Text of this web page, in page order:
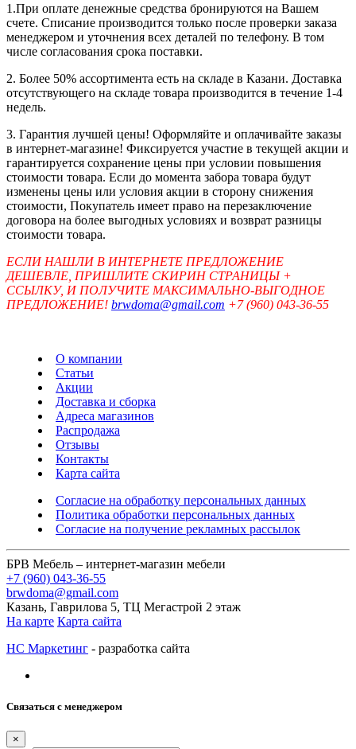
1.При оплате денежные средства бронируются на Вашем
счете. Списание производится только после проверки заказа
менеджером и уточнения всех деталей по телефону. В том
числе согласования срока поставки.
2. Более 50% ассортимента есть на складе в Казани. Доставка
отсутствующего на складе товара производится в течение 1-4
недель.
3. Гарантия лучшей цены! Оформляйте и оплачивайте заказы
в интернет-магазине! Фиксируется участие в текущей акции и
гарантируется сохранение цены при условии повышения
стоимости товара. Если до момента забора товара будут
изменены цены или условия акции в сторону снижения
стоимости, Покупатель имеет право на перезаключение
договора на более выгодных условиях и возврат разницы
стоимости товара.
ЕСЛИ НАШЛИ В ИНТЕРНЕТЕ ПРЕДЛОЖЕНИЕ
ДЕШЕВЛЕ, ПРИШЛИТЕ СКИРИН СТРАНИЦЫ +
ССЫЛКУ, И ПОЛУЧИТЕ МАКСИМАЛЬНО-ВЫГОДНОЕ
ПРЕДЛОЖЕНИЕ! brwdoma@gmail.com +7 (960) 043-36-55
О компании
Статьи
Акции
Доставка и сборка
Адреса магазинов
Распродажа
Отзывы
Контакты
Карта сайта
Согласие на обработку персональных данных
Политика обработки персональных данных
Согласие на получение рекламных рассылок
БРВ Мебель – интернет-магазин мебели
+7 (960) 043-36-55
brwdoma@gmail.com
Казань, Гаврилова 5, ТЦ Мегастрой 2 этаж
На карте Карта сайта
НС Маркетинг - разработка сайта
Связаться с менеджером
×